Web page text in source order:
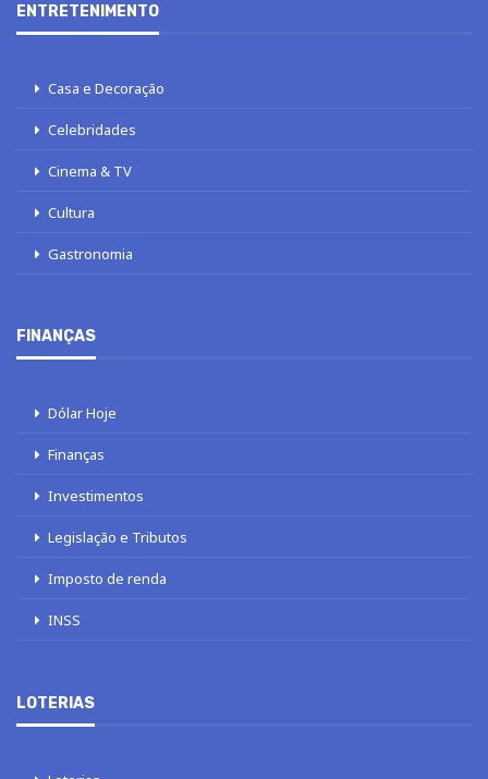
ENTRETENIMENTO
Casa e Decoração
Celebridades
Cinema & TV
Cultura
Gastronomia
FINANÇAS
Dólar Hoje
Finanças
Investimentos
Legislação e Tributos
Imposto de renda
INSS
LOTERIAS